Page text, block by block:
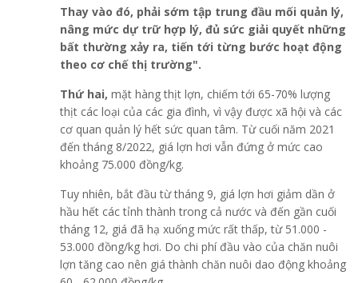
Thay vào đó, phải sớm tập trung đầu mối quản lý,
nâng mức dự trữ hợp lý, đủ sức giải quyết những
bất thường xảy ra, tiến tới từng bước hoạt động
theo cơ chế thị trường".
Thứ hai, mặt hàng thịt lợn, chiếm tới 65-70% lượng
thịt các loại của các gia đình, vì vậy được xã hội và các
cơ quan quản lý hết sức quan tâm. Từ cuối năm 2021
đến tháng 8/2022, giá lợn hơi vẫn đứng ở mức cao
khoảng 75.000 đồng/kg.
Tuy nhiên, bắt đầu từ tháng 9, giá lợn hơi giảm dần ở
hầu hết các tỉnh thành trong cả nước và đến gần cuối
tháng 12, giá đã hạ xuống mức rất thấp, từ 51.000 -
53.000 đồng/kg hơi. Do chi phí đầu vào của chăn nuôi
lợn tăng cao nên giá thành chăn nuôi dao động khoảng